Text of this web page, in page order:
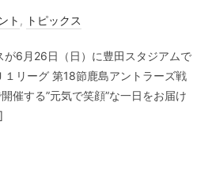
ト , トピックス
が6月26日（日）に豊田スタジアムで
１リーグ 第18節鹿島アントラーズ戦
催する”元気で笑顔”な一日をお届け